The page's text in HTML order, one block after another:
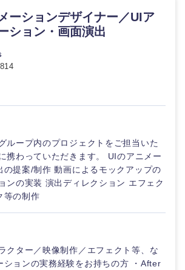
静岡県
ーションデザイナー／UIア
ション・画面演出
ループ内のプロジェクトをご担当いた
携わっていただきます。 UIのアニメー
の提案/制作 動画によるモックアップの
ンの実装 演出ディレクション エフェク
等の制作
クター／映像制作／エフェクト等、な
ションの実務経験をお持ちの方 ・After